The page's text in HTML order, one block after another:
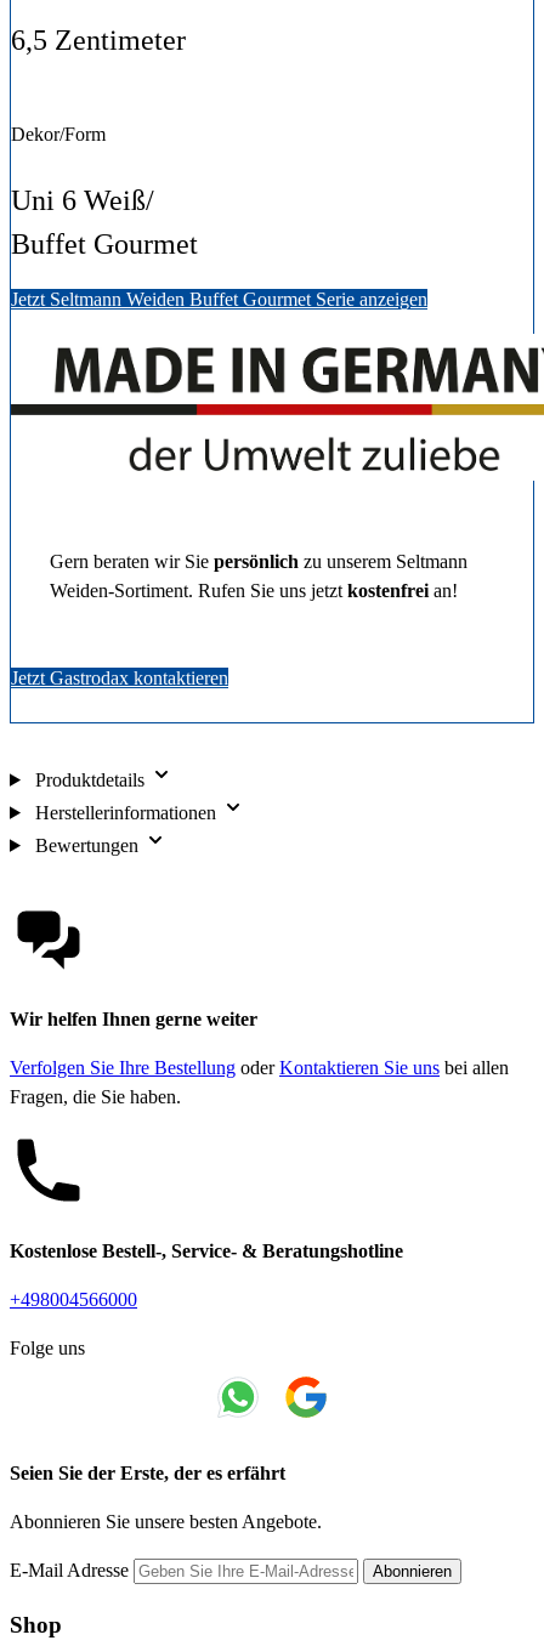
6,5 Zentimeter
Dekor/Form
Uni 6 Weiß/
Buffet Gourmet
Jetzt Seltmann Weiden Buffet Gourmet Serie anzeigen
Gern beraten wir Sie persönlich zu unserem Seltmann
Weiden-Sortiment. Rufen Sie uns jetzt kostenfrei an!
Jetzt Gastrodax kontaktieren
Produktdetails
Herstellerinformationen
Bewertungen
Wir helfen Ihnen gerne weiter
Verfolgen Sie Ihre Bestellung oderKontaktieren Sie uns bei allen
Fragen, die Sie haben.
Kostenlose Bestell-, Service- & Beratungshotline
+498004566000
Folge uns
Seien Sie der Erste, der es erfährt
Abonnieren Sie unsere besten Angebote.
E-Mail Adresse Abonnieren
Shop